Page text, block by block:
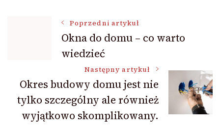
Nawigacja
wpisu
Poprzedni artykuł
Okna do domu – co warto
wiedzieć
Następny artykuł
Okres budowy domu jest nie
tylko szczególny ale również
wyjątkowo skomplikowany.